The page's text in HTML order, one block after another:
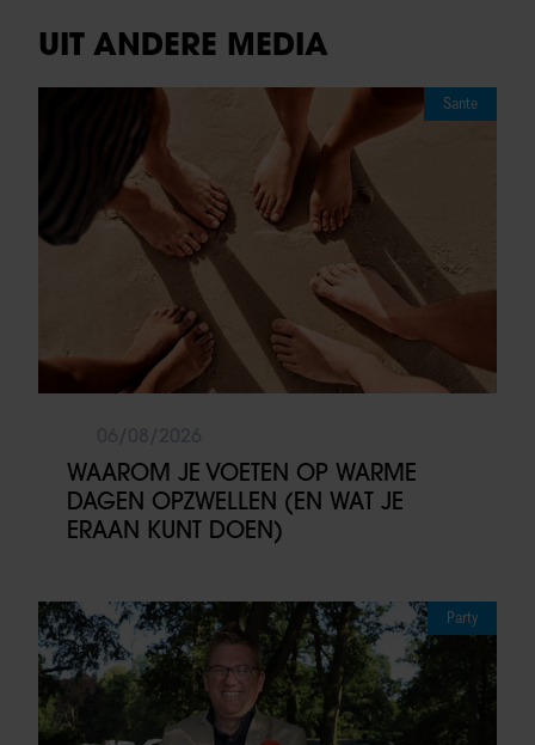
UIT ANDERE MEDIA
Sante
WAAROM JE VOETEN OP WARME
DAGEN OPZWELLEN (EN WAT JE
ERAAN KUNT DOEN)
Party